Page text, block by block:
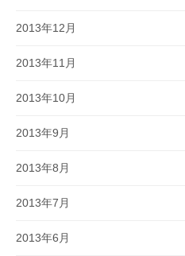
2013年12月
2013年11月
2013年10月
2013年9月
2013年8月
2013年7月
2013年6月